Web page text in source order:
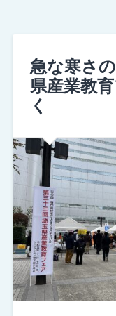
急な寒さ
県産業教
く